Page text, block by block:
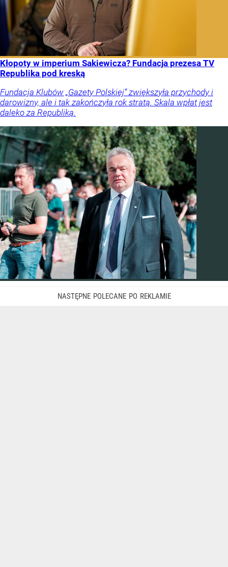
Kłopoty w imperium Sakiewicza? Fundacja prezesa TV
Republika pod kreską
Fundacja Klubów „Gazety Polskiej” zwiększyła przychody i
darowizny, ale i tak zakończyła rok stratą. Skala wpłat jest
daleko za Republiką.